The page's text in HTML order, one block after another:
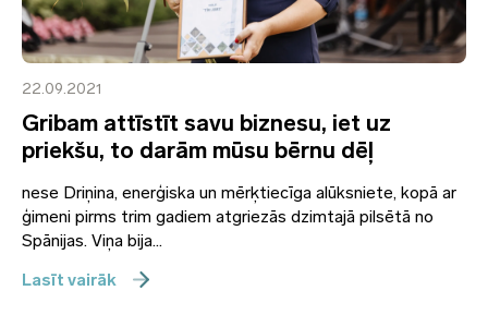
22.09.2021
Gribam attīstīt savu biznesu, iet uz
priekšu, to darām mūsu bērnu dēļ
nese Driņina, enerģiska un mērķtiecīga alūksniete, kopā ar
ģimeni pirms trim gadiem atgriezās dzimtajā pilsētā no
Spānijas. Viņa bija...
Lasīt vairāk